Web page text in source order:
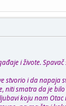
i živote.
i da napaja
smatra da je
koju nam